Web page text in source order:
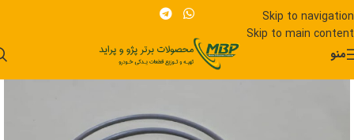
Skip to navigation
Skip to main content
منو